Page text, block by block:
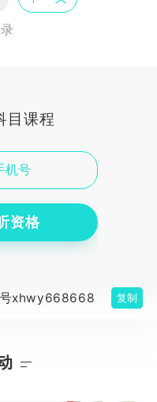
目课程
资格
号xhwy668668 复制